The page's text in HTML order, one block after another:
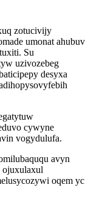
zotucivijy
umonat ahubuv
Su
uzivozebeg
desyxa
cywyne
vogydulufa.
avyn
ojuxulaxul
oqem yc